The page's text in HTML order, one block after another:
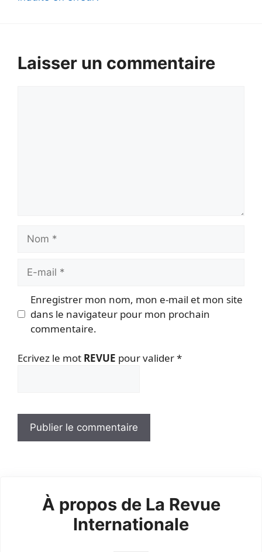
Laisser un commentaire
mail
Enregistrer mon nom, mon e-mail et mon site
dans le navigateur pour mon prochain
commentaire.
Ecrivez le mot REVUE pour valider*
À propos de La Revue
Internationale